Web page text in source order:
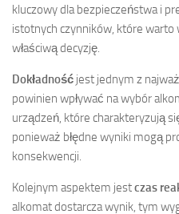
kluczowy dla bezpieczeństwa i
istotnych czynników, które warto
właściwą decyzję.
Dokładność jest jednym z
powinien wpływać na wybór
urządzeń, które charakteryzują
ponieważ błędne wyniki mogą
konsekwencji.
Kolejnym aspektem jestczas
alkomat dostarcza wynik, tym